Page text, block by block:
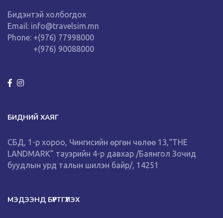
Бидэнтэй холбогдох
Email: info@travelsim.mn
Phone: +(976) 77998000
+(976) 90088000
БИДНИЙ ХАЯГ
СБД, 1-р хороо, Чингисийн өргөн чөлөө 13,“THE
LANDMARK” тауэрийн 4-р давхар /Баянгол Зочид
буудлын урд талын шилэн байр/, 14251
МЭДЭЭНД БҮРТГҮҮЛЭХ